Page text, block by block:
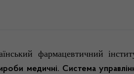
фармацевтичний
медичні. Система